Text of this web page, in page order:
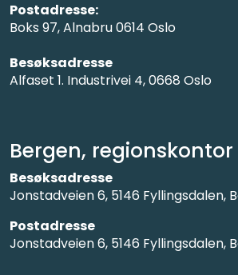
Bergen, regionskontor
Besøksadresse
Jonstadveien 6, 5146 Fyllingsdalen,
Postadresse
Jonstadveien 6, 5146 Fyllingsdalen,
Postadresse:
Boks 97, Alnabru 0614 Oslo
Besøksadresse
Alfaset 1. Industrivei 4, 0668 Oslo